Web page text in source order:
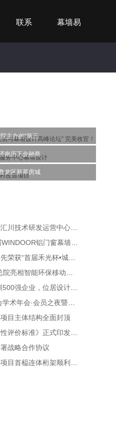
联系 幕墙易
主办的“第三
南历下金融商
龙区新草房城
营中心项目主体结构封顶仪式隆重举行
铝门窗幕墙新产品博览会
杯•城市光环境规划设计大赛”创意奖
能环保移动公厕第21届高交会
企业，位居设计企业第一
之夜暨颁奖典礼 公司荣获多个奖项
目主体结构全面封顶
价标准》正式印发实施
战略合作协议
首榀连体桁架顺利提升